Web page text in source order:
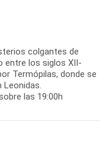
colgantes de
entre los siglos XII-
Termópilas, donde se
las 19:00h